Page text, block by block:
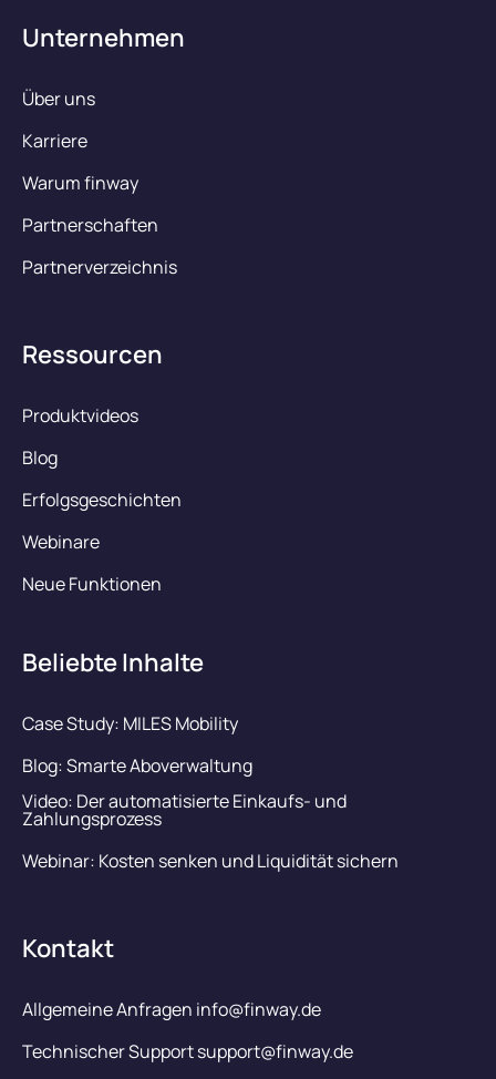
Unternehmen
Über uns
Karriere
Warum finway
Partnerschaften
Partnerverzeichnis
Ressourcen
Produktvideos
Blog
Erfolgsgeschichten
Webinare
Neue Funktionen
Beliebte Inhalte
Case Study: MILES Mobility
Blog: Smarte Aboverwaltung
Video: Der automatisierte Einkaufs- und
Zahlungsprozess
Webinar: Kosten senken und Liquidität sichern
Kontakt
Allgemeine Anfragen info@finway.de
Technischer Support support@finway.de